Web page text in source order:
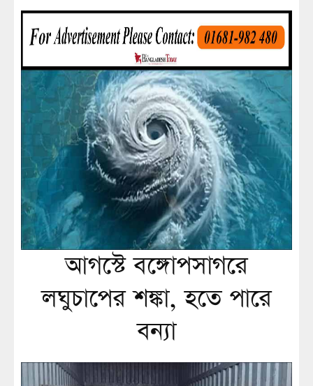
আগস্টে বঙ্গোপসাগরে
লঘুচাপের শঙ্কা, হতে পারে
বন্যা